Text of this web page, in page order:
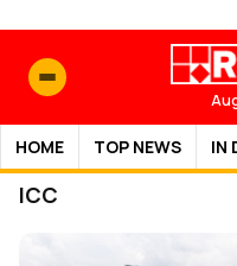
HOME TOP NEWS IN
ICC